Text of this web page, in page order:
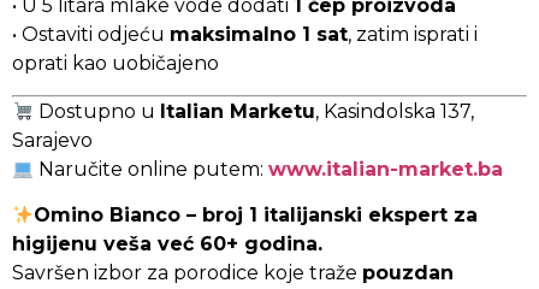
• U 5 litara mlake vode dodati 1 čep proizvoda
• Ostaviti odjeću maksimalno 1 sat, zatim isprati i
oprati kao uobičajeno
Dostupno u Italian Marketu, Kasindolska 137,
Sarajevo
Naručite online putem:www.italian-market.ba
Omino Bianco – broj 1 italijanski ekspert za
higijenu veša već 60+ godina.
Savršen izbor za porodice koje traže pouzdan